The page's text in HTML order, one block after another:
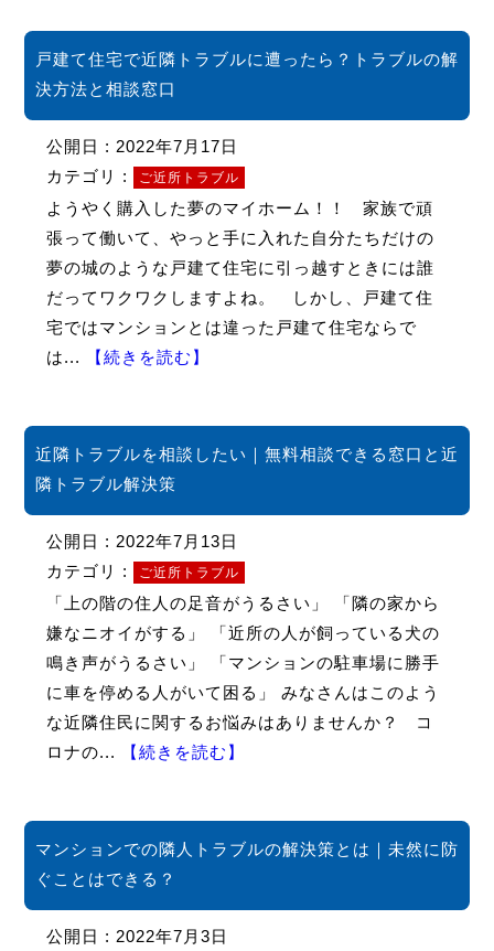
戸建て住宅で近隣トラブルに遭ったら？トラブルの解
決方法と相談窓口
公開日 : 2022年7月17日
カテゴリ :
ご近所トラブル
ようやく購入した夢のマイホーム！！ 家族で頑
張って働いて、やっと手に入れた自分たちだけの
夢の城のような戸建て住宅に引っ越すときには誰
だってワクワクしますよね。 しかし、戸建て住
宅ではマンションとは違った戸建て住宅ならで
は...
【続きを読む】
近隣トラブルを相談したい｜無料相談できる窓口と近
隣トラブル解決策
公開日 : 2022年7月13日
カテゴリ :
ご近所トラブル
「上の階の住人の足音がうるさい」 「隣の家から
嫌なニオイがする」 「近所の人が飼っている犬の
鳴き声がうるさい」 「マンションの駐車場に勝手
に車を停める人がいて困る」 みなさんはこのよう
な近隣住民に関するお悩みはありませんか？ コ
ロナの...
【続きを読む】
マンションでの隣人トラブルの解決策とは｜未然に防
ぐことはできる？
公開日 : 2022年7月3日